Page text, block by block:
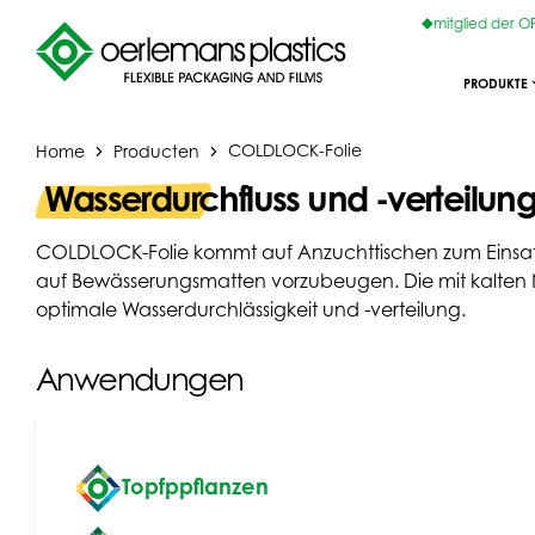
mitglied der
PRODUKTE
Home Producten COLDLOCK-Folie
Wasserdurchfluss und -
COLDLOCK-Folie kommt auf Anzuchttischen zum
auf Bewässerungsmatten vorzubeugen. Die mit
optimale Wasserdurchlässigkeit und -verteilung.
Anwendungen
Topfppflanzen